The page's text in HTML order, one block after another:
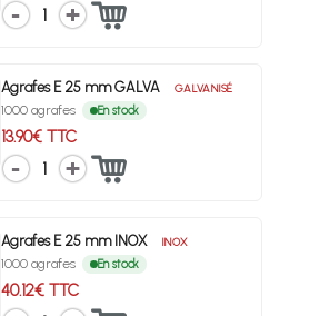
1
Agrafes E 25 mm GALVA GALVANISÉ
1000 agrafes En stock
13.90€ TTC
1
Agrafes E 25 mm INOX INOX
1000 agrafes En stock
40.12€ TTC